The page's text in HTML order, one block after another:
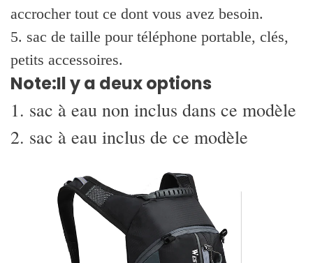
accrocher tout ce dont vous avez besoin.
5. sac de taille pour téléphone portable, clés,
petits accessoires.
Note:Il y a deux options
1. sac à eau non inclus dans ce modèle
2. sac à eau inclus de ce modèle